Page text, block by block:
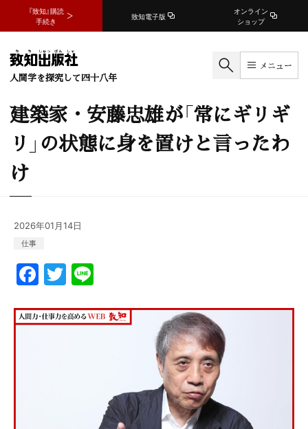
『致知』購読
手続き
致知電子版
オンライン
ショップ
人間学を探究して四十八年
メニュー
建築家・安藤忠雄が「常にギリギ
リ」の状態に身を置けと言ったわ
け
2026年01月14日
仕事
F
a
c
T
w
itte